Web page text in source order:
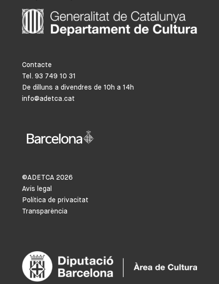
Contacte
Tel. 93 749 10 31
De dilluns a divendres de 10h a 14h
info@adetca.cat
©ADETCA 2026
Avís legal
Política de privacitat
Transparència